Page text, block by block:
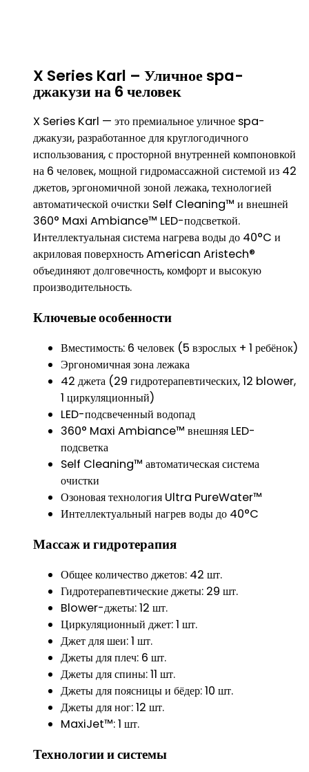
X Series Karl – Уличное spa-
джакузи на 6 человек
X Series Karl — это премиальное уличное spa-
джакузи, разработанное для круглогодичного
использования, с просторной внутренней компоновкой
на 6 человек, мощной гидромассажной системой из 42
джетов, эргономичной зоной лежака, технологией
автоматической очистки Self Cleaning™ и внешней
360° Maxi Ambiance™ LED-подсветкой.
Интеллектуальная система нагрева воды до 40°C и
акриловая поверхность American Aristech®
объединяют долговечность, комфорт и высокую
производительность.
Ключевые особенности
Вместимость: 6 человек (5 взрослых + 1 ребёнок)
Эргономичная зона лежака
42 джета (29 гидротерапевтических, 12 blower,
1 циркуляционный)
LED-подсвеченный водопад
360° Maxi Ambiance™ внешняя LED-
подсветка
Self Cleaning™ автоматическая система
очистки
Озоновая технология Ultra PureWater™
Интеллектуальный нагрев воды до 40°C
Массаж и гидротерапия
Общее количество джетов: 42 шт.
Гидротерапевтические джеты: 29 шт.
Blower-джеты: 12 шт.
Циркуляционный джет: 1 шт.
Джет для шеи: 1 шт.
Джеты для плеч: 6 шт.
Джеты для спины: 11 шт.
Джеты для поясницы и бёдер: 10 шт.
Джеты для ног: 12 шт.
MaxiJet™: 1 шт.
Технологии и системы